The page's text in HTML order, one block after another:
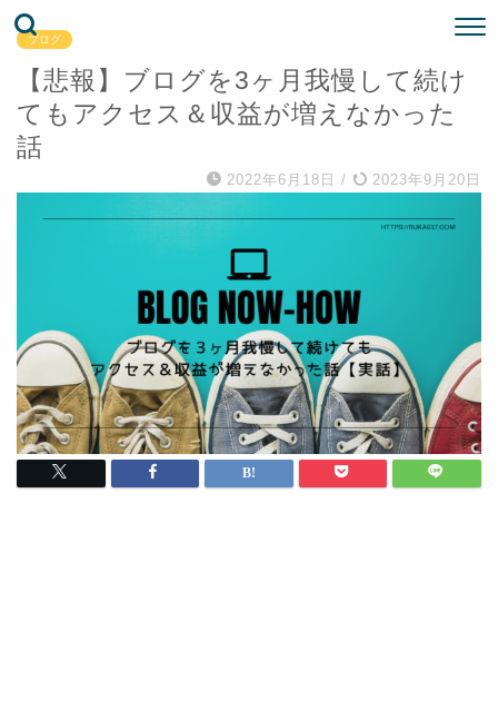
ブログ
【悲報】ブログを3ヶ月我慢して続け
てもアクセス＆収益が増えなかった
話
2022年6月18日 / 2023年9月20日